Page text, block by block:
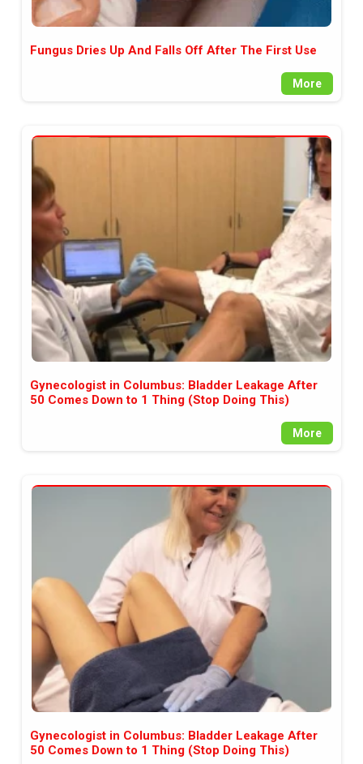
Fungus Dries Up And Falls Off After The First Use
More
Gynecologist in Columbus: Bladder Leakage After
50 Comes Down to 1 Thing (Stop Doing This)
More
Gynecologist in Columbus: Bladder Leakage After
50 Comes Down to 1 Thing (Stop Doing This)